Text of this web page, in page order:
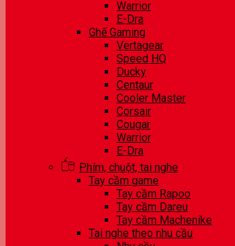
Warrior
E-Dra
Ghế Gaming
Vertagear
Speed HQ
Ducky
Centaur
Cooler Master
Corsair
Cougar
Warrior
E-Dra
Phím, chuột, tai nghe
Tay cầm game
Tay cầm Rapoo
Tay cầm Dareu
Tay cầm Machenike
Tai nghe theo nhu cầu